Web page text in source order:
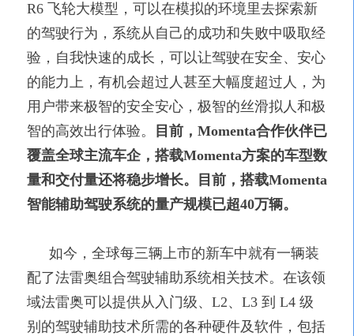
R6 飞轮大模型，可以在模拟的环境里去探索新
的驾驶行为，系统从自己的成功和失败中吸取经
验，自我快速的成长，可以让驾驶在安全、安心
的能力上，有机会超过人甚至大幅度超过人，为
用户带来极智的安全安心，极智的丝滑拟人和极
智的高效出行体验。
目前，Momenta合作伙伴已
覆盖全球主流车企，搭载Momenta方案的车型数
量和交付量还将稳步增长。目前，搭载Momenta
智能辅助驾驶系统的量产规模已超40万辆。
如今，全球每三辆上市的新车中就有一辆装
配了法雷奥组合驾驶辅助系统相关技术。在该领
域法雷奥可以提供从入门级、 L2、L3 到 L4 级
别的驾驶辅助技术所需的各种硬件及软件，包括